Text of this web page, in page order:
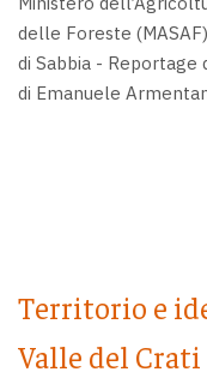
delle Foreste
di Sabbia - Reportage
di Emanuele
Territorio e
Valle del Crati